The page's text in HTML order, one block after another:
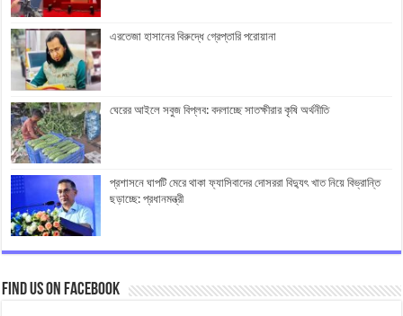
এরতেজা হাসানের বিরুদ্ধে গ্রেপ্তারি পরোয়ানা
ঘেরের আইলে সবুজ বিপ্লব: বদলাচ্ছে সাতক্ষীরার কৃষি অর্থনীতি
প্রশাসনে ঘাপটি মেরে থাকা ফ্যাসিবাদের দোসররা বিদ্যুৎ খাত নিয়ে বিভ্রান্তি
ছড়াচ্ছে: প্রধানমন্ত্রী
Find us on Facebook